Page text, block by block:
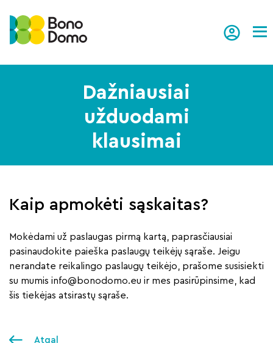
Dažniausiai
užduodami
klausimai
Kaip apmokėti sąskaitas?
Mokėdami už paslaugas pirmą kartą, paprasčiausiai
pasinaudokite paieška paslaugų teikėjų sąraše. Jeigu
nerandate reikalingo paslaugų teikėjo, prašome susisiekti
su mumis info@bonodomo.eu ir mes pasirūpinsime, kad
šis tiekėjas atsirastų sąraše.
Atgal